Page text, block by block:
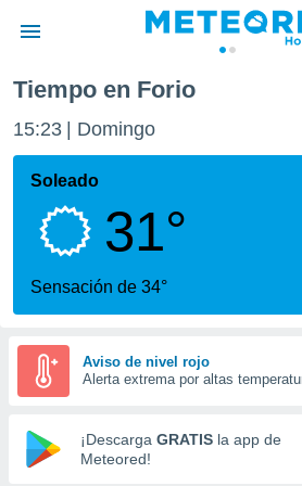
de
ha sido
calidad.
a este
las
y
forma
digital
basada
Tiempo en Forio
15:23 Domingo
Soleado
31°
Sensación de 34°
Aviso de nivel rojo
Alerta extrema por altas
¡Descarga GRATIS la app de
Meteored!